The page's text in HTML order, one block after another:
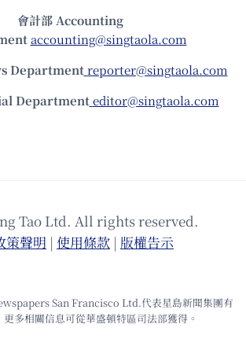
會計部 Accounting
accounting@singtaola.com
Department reporter@singtaola.com
Department editor@singtaola.com
Tao Ltd. All rights reserved.
策聲明 | 使⽤條款 | 版權告⽰
San Francisco Ltd.代表星島新聞集團有
多相關信息可從華盛頓特區司法部獲得。